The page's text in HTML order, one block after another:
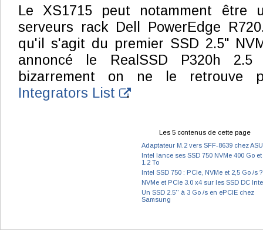
Le XS1715 peut notamment être
serveurs rack Dell PowerEdge
qu'il s'agit du premier SSD 2.5"
annoncé le RealSSD P320h
bizarrement on ne le
Integrators List
.
Les 5 contenus de cette page
Adaptateur M.2 vers SFF-8639 chez
Intel lance ses SSD 750 NVMe 400 Go et
1.2 To
Intel SSD 750 : PCIe, NVMe et 2,5 Go /s ?
NVMe et PCIe 3.0 x4 sur les SSD DC
Un SSD 2.5'' à 3 Go /s en ePCIE chez
Samsung